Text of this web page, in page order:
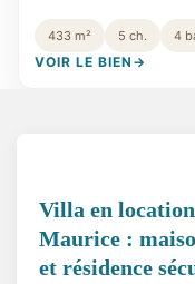
433 m² 5 ch. 4
VOIR LE BIEN →
Villa en
Maurice :
et résidence